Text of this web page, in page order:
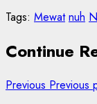
Tags: Mewat nuh
Continue
Previous Previous